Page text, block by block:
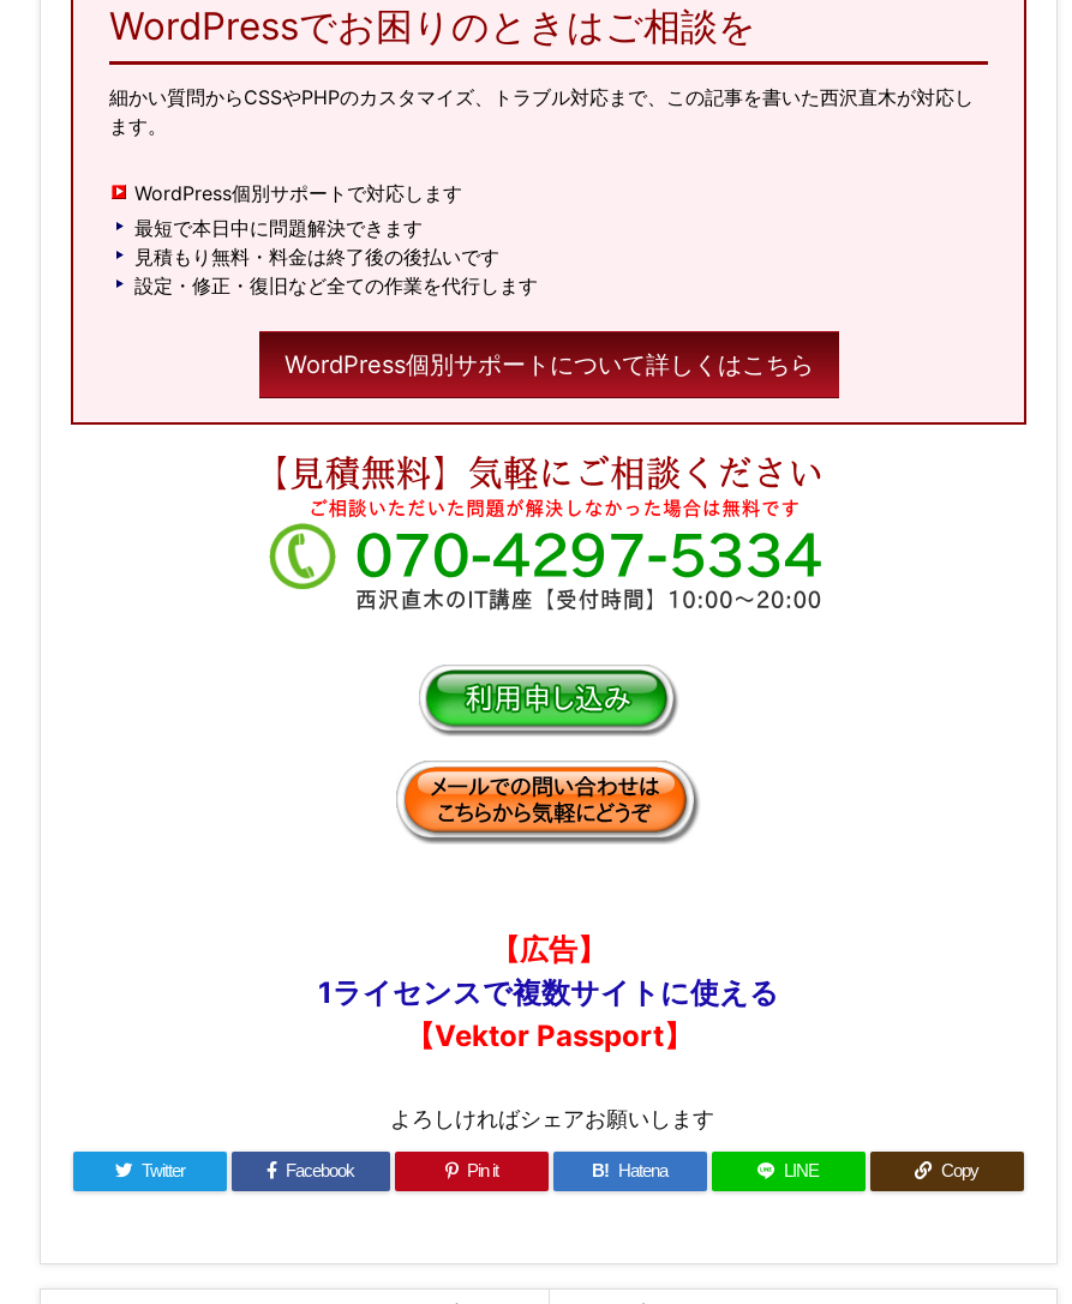
WordPressでお困りのときはご相談を
細かい質問からCSSやPHPのカスタマイズ、トラブル対応まで、この記事を書いた西沢直木が対応し
ます。
WordPress個別サポートで対応します
最短で本日中に問題解決できます
見積もり無料・料金は終了後の後払いです
設定・修正・復旧など全ての作業を代行します
WordPress個別サポートについて詳しくはこちら
【広告】
1ライセンスで複数サイトに使える
【Vektor Passport】
よろしければシェアお願いします
Twitter Facebook Pin it B! Hatena LINE Copy